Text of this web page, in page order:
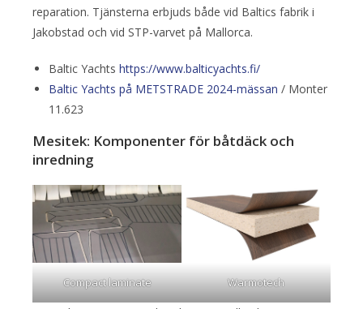
reparation. Tjänsterna erbjuds både vid Baltics fabrik i
Jakobstad och vid STP-varvet på Mallorca.
Baltic Yachts https://www.balticyachts.fi/
Baltic Yachts på METSTRADE 2024-mässan / Monter
11.623
Mesitek: Komponenter för båtdäck och
inredning
Compact laminate Warmotech